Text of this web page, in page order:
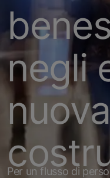
negli
nuova
Per un flusso di